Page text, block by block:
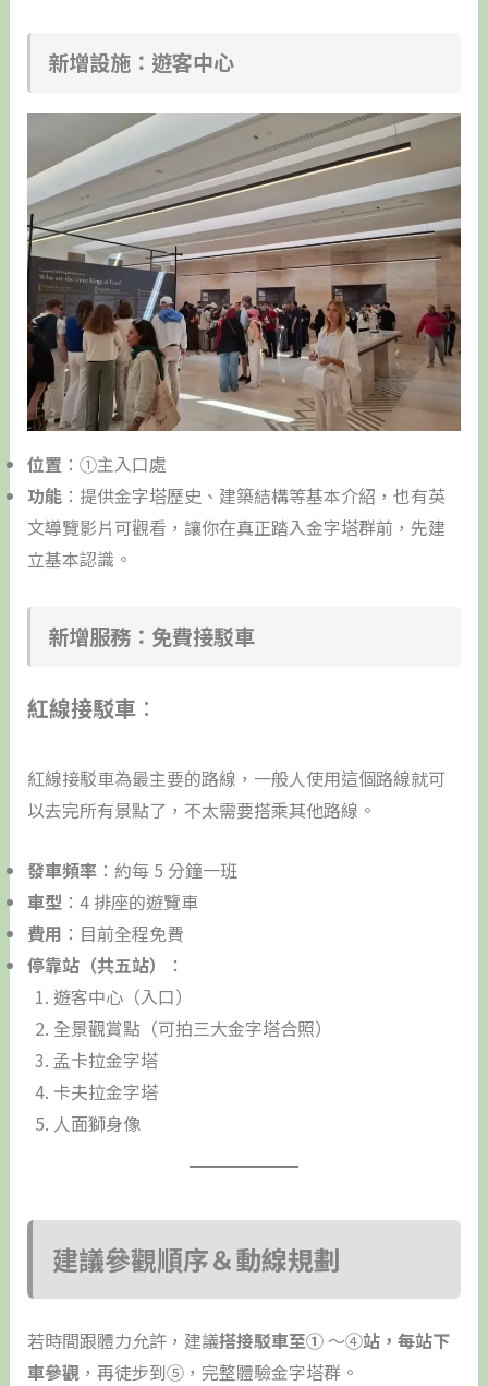
新增設施：遊客中心
位置 ：①主入口處
功能：提供金字塔歷史、建築結構等基本介紹，也有英
文導覽影片可觀看，讓你在真正踏入金字塔群前，先建
立基本認識。
新增服務：免費接駁車
紅線接駁車：
紅線接駁車為最主要的路線，一般人使用這個路線就可
以去完所有景點了，不太需要搭乘其他路線。
發車頻率：約每 5 分鐘一班
車型：4 排座的遊覽車
費用 ：目前全程免費
停靠站（共五站）
：
遊客中心（入口）
全景觀賞點（可拍三大金字塔合照）
孟卡拉金字塔
卡夫拉金字塔
人面獅身像
建議參觀順序＆動線規劃
若時間跟體力允許，建議搭接駁車至① ～④站，每站下
車參觀，再徒步到⑤，完整體驗金字塔群。